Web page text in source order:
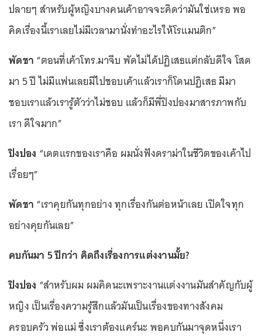
ปลายๆ สำหรับผู้หญิงบางคนเค้าอาจจะคิดว่ามันใช่เหรอ พอ
คิดเรื่องนี้เราเลยไม่มีเวลามานั่งทำอะไรให้โรแมนติก”
พัดชา “ตอนที่เค้าโทร.มาจีบ พัดไม่ได้ปฏิเสธแต่กลับดีใจ โสด
มา 5 ปี ไม่มีแฟนเลยมีไปชอบเค้าแล้วเราก็โดนปฏิเสธ มีมา
ชอบเราแล้วเรารู้ตัวว่าไม่ชอบ แล้วก็มีพี่ปิงปองมาสารภาพกับ
เรา ดีใจมาก”
ปิงปอง “เดตแรกของเราคือ ผมนั่งฟังดราม่าในชีวิตของเค้าไป
เรื่อยๆ”
พัดชา “เราคุยกันทุกอย่าง ทุกเรื่องกันต่อหน้าเลย เปิดใจทุก
อย่างคุยกันเลย”
คบกันมา 5 ปีกว่า คิดถึงเรื่องการแต่งงานมั้ย?
ปิงปอง “สำหรับผม ผมคิดนะเพราะงานแต่งงานมันสำคัญกับผู้
หญิง เป็นเรื่องความรู้สึกแล้วมันเป็นเรื่องของทางสังคม
ครอบครัว พ่อแม่ ซึ่งเราต้องแคร์นะ พอคบกันมาจุดหนึ่งเรา